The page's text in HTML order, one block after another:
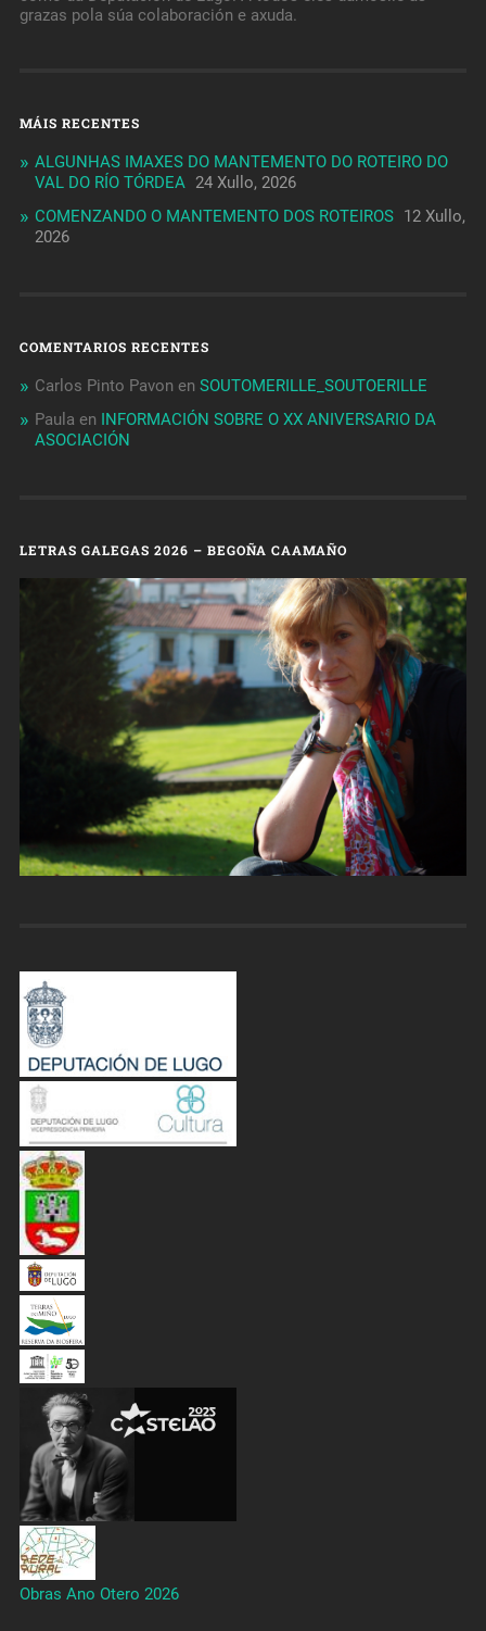
grazas pola súa colaboración e axuda.
MÁIS RECENTES
ALGUNHAS IMAXES DO MANTEMENTO DO ROTEIRO DO
VAL DO RÍO TÓRDEA 24 Xullo, 2026
COMENZANDO O MANTEMENTO DOS ROTEIROS 12 Xullo,
2026
COMENTARIOS RECENTES
Carlos Pinto Pavon en SOUTOMERILLE_SOUTOERILLE
Paula en INFORMACIÓN SOBRE O XX ANIVERSARIO DA
ASOCIACIÓN
LETRAS GALEGAS 2026 – BEGOÑA CAAMAÑO
Obras Ano Otero 2026